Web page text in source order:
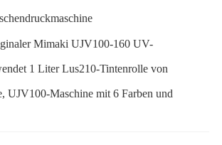
Mimaki UJV100-160 UV-
1 Liter Lus210-Tintenrolle von
UJV100-Maschine mit 6 Farben und